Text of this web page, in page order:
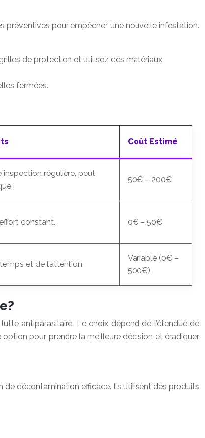
préventives pour empêcher une nouvelle infestation.
de protection et utilisez des matériaux
fermées.
Coût Estimé
inspection régulière, peut
50€ – 200€
constant. 0€ – 50€
et de l’attention.
Variable (0€ –
500€)
antiparasitaire. Le choix dépend de l’étendue de
pour prendre la meilleure décision et éradiquer
de décontamination efficace. Ils utilisent des produits